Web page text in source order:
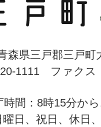
県三戸郡三戸町
1111 ファクス
間：8時15分か
日、祝日、休日